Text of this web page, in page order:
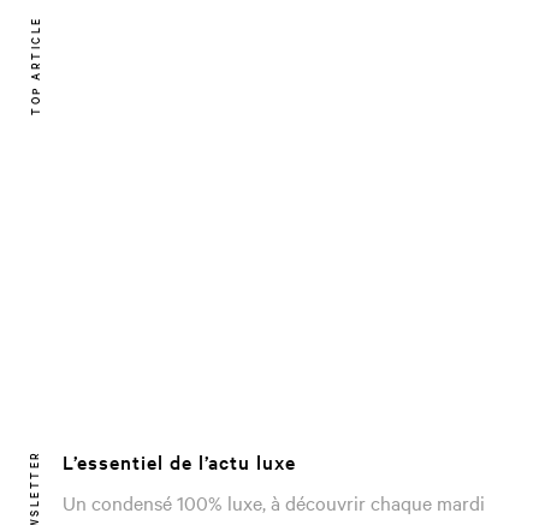
TOP ARTICLE
NEWSLETTER
L’essentiel de l’actu luxe
Un condensé 100% luxe, à découvrir chaque mardi